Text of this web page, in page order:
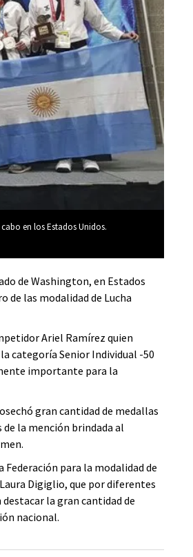
en los Estados Unidos.
de Washington, en Estados
de las modalidad de Lucha
Ariel Ramírez quien
categoría Senior Individual -50
importante para la
gran cantidad de medallas
la mención brindada al
para la modalidad de
Digiglio, que por diferentes
la gran cantidad de
nacional.